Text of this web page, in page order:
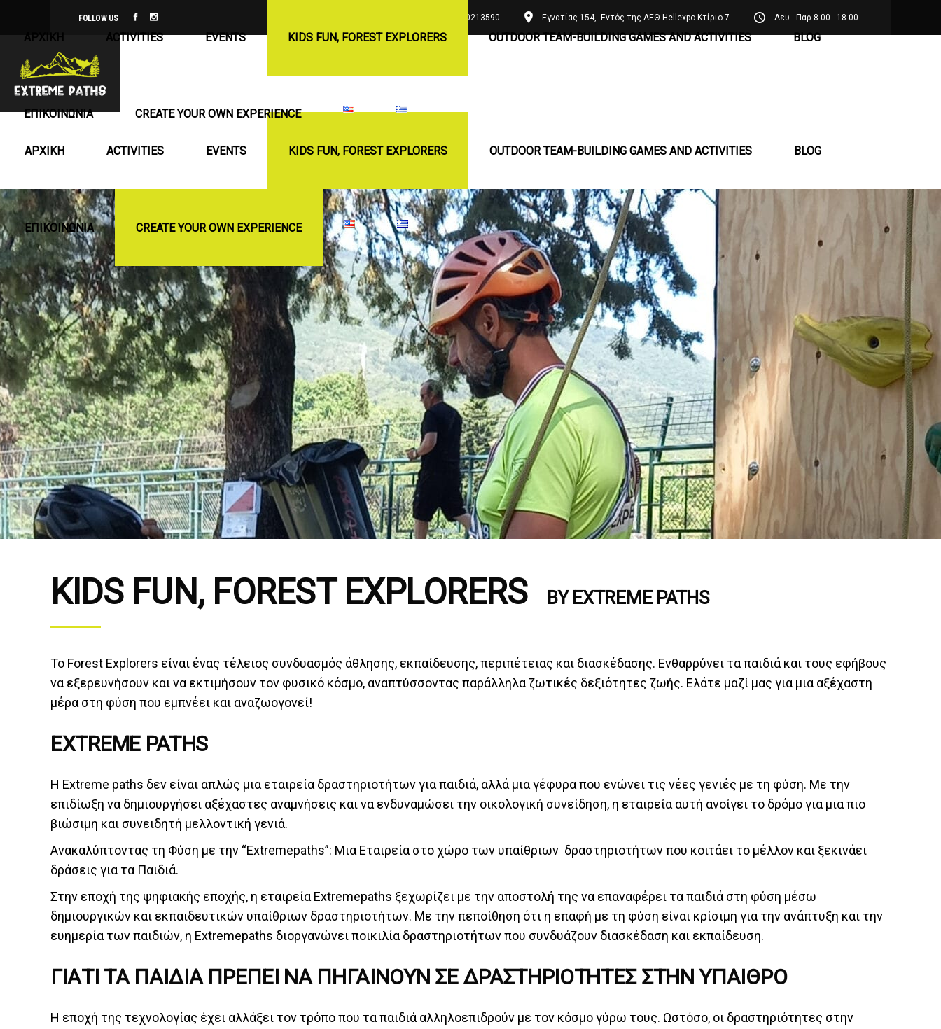
FOLLOW US +30 2310213590 Εγνατίας 154, Εντός της ΔΕΘ Hellexpo Κτίριο 7 Δευ - Παρ 8.00 - 18.00
ΑΡΧΙΚΉ ACTIVITIES EVENTS KIDS FUN, FOREST EXPLORERS OUTDOOR TEAM-BUILDING GAMES AND ACTIVITIES BLOG
ΕΠΙΚΟΙΝΩΝΊΑ CREATE YOUR OWN EXPERIENCE
ΑΡΧΙΚΉ ACTIVITIES EVENTS KIDS FUN, FOREST EXPLORERS OUTDOOR TEAM-BUILDING GAMES AND ACTIVITIES BLOG
ΕΠΙΚΟΙΝΩΝΊΑ CREATE YOUR OWN EXPERIENCE
KIDS FUN, FOREST EXPLORERS BY EXTREME PATHS
Το Forest Explorers είναι ένας τέλειος συνδυασμός άθλησης, εκπαίδευσης, περιπέτειας και διασκέδασης. Ενθαρρύνει τα παιδιά και τους εφήβους
να εξερευνήσουν και να εκτιμήσουν τον φυσικό κόσμο, αναπτύσσοντας παράλληλα ζωτικές δεξιότητες ζωής. Ελάτε μαζί μας για μια αξέχαστη
μέρα στη φύση που εμπνέει και αναζωογονεί!
EXTREME PATHS
Η Extreme paths δεν είναι απλώς μια εταιρεία δραστηριοτήτων για παιδιά, αλλά μια γέφυρα που ενώνει τις νέες γενιές με τη φύση. Με την
επιδίωξη να δημιουργήσει αξέχαστες αναμνήσεις και να ενδυναμώσει την οικολογική συνείδηση, η εταιρεία αυτή ανοίγει το δρόμο για μια πιο
βιώσιμη και συνειδητή μελλοντική γενιά.
Ανακαλύπτοντας τη Φύση με την “Extremepaths”: Μια Εταιρεία στο χώρο των υπαίθριων δραστηριοτήτων που κοιτάει το μέλλον και ξεκινάει
δράσεις για τα Παιδιά.
Στην εποχή της ψηφιακής εποχής, η εταιρεία Extremepaths ξεχωρίζει με την αποστολή της να επαναφέρει τα παιδιά στη φύση μέσω
δημιουργικών και εκπαιδευτικών υπαίθριων δραστηριοτήτων. Με την πεποίθηση ότι η επαφή με τη φύση είναι κρίσιμη για την ανάπτυξη και την
ευημερία των παιδιών, η Extremepaths διοργανώνει ποικιλία δραστηριοτήτων που συνδυάζουν διασκέδαση και εκπαίδευση.
ΓΙΑΤΊ ΤΑ ΠΑΙΔΙΆ ΠΡΈΠΕΙ ΝΑ ΠΗΓΑΊΝΟΥΝ ΣΕ ΔΡΑΣΤΗΡΙΌΤΗΤΕΣ ΣΤΗΝ ΎΠΑΙΘΡΟ
Η εποχή της τεχνολογίας έχει αλλάξει τον τρόπο που τα παιδιά αλληλοεπιδρούν με τον κόσμο γύρω τους. Ωστόσο, οι δραστηριότητες στην